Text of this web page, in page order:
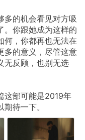
多的机会看见对方吸
。你跟她成为这样的
何，你都再也无法在
多的意义，尽管这意
无反顾，也别无选
这部可能是2019年
待一下。